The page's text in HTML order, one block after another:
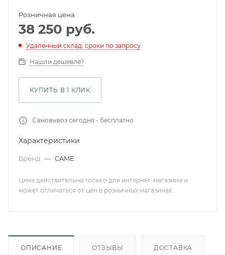
Розничная цена
38 250 руб.
Удаленный склад: сроки по запросу
Нашли дешевле?
КУПИТЬ В 1 КЛИК
Самовывоз сегодня - бесплатно
Характеристики
Бренд — CAME
Цена действительна только для интернет-магазина и
может отличаться от цен в розничных магазинах .
ОПИСАНИЕ ОТЗЫВЫ ДОСТАВКА